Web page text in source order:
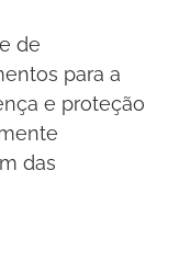
de
para a
e proteção
das